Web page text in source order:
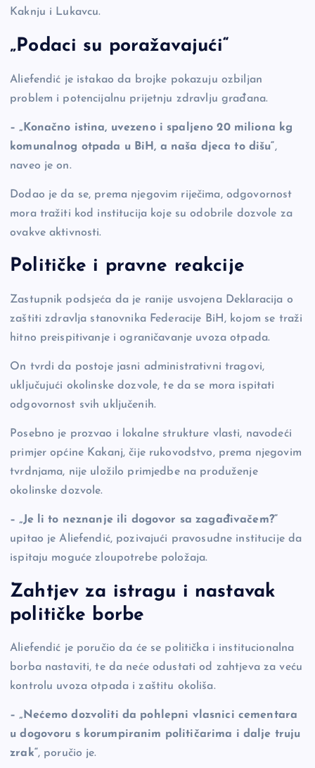
Kaknju i Lukavcu.
„Podaci su poražavajući“
Aliefendić je istakao da brojke pokazuju ozbiljan
problem i potencijalnu prijetnju zdravlju građana.
– „Konačno istina, uvezeno i spaljeno 20 miliona kg
komunalnog otpada u BiH, a naša djeca to dišu“,
naveo je on.
Dodao je da se, prema njegovim riječima, odgovornost
mora tražiti kod institucija koje su odobrile dozvole za
ovakve aktivnosti.
Političke i pravne reakcije
Zastupnik podsjeća da je ranije usvojena Deklaracija o
zaštiti zdravlja stanovnika Federacije BiH, kojom se traži
hitno preispitivanje i ograničavanje uvoza otpada.
On tvrdi da postoje jasni administrativni tragovi,
uključujući okolinske dozvole, te da se mora ispitati
odgovornost svih uključenih.
Posebno je prozvao i lokalne strukture vlasti, navodeći
primjer općine Kakanj, čije rukovodstvo, prema njegovim
tvrdnjama, nije uložilo primjedbe na produženje
okolinske dozvole.
– „Je li to neznanje ili dogovor sa zagađivačem?“
upitao je Aliefendić, pozivajući pravosudne institucije da
ispitaju moguće zloupotrebe položaja.
Zahtjev za istragu i nastavak
političke borbe
Aliefendić je poručio da će se politička i institucionalna
borba nastaviti, te da neće odustati od zahtjeva za veću
kontrolu uvoza otpada i zaštitu okoliša.
– „Nećemo dozvoliti da pohlepni vlasnici cementara
u dogovoru s korumpiranim političarima i dalje truju
zrak“, poručio je.